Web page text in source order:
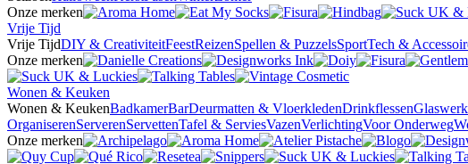
Onze merken
Vrije Tijd
Vrije TijdDIY & CreativiteitFeestReizenSpellen & PuzzelsSportTech &
Onze merken
Wonen & Keuken
Wonen & KeukenBadkamerBarDeurmatten & VloerkledenDrinkflessenGlaswerk
OrganiserenServerenServettenTafel & ServiesVazenVerlichtingVoor Onderweg
Onze merken